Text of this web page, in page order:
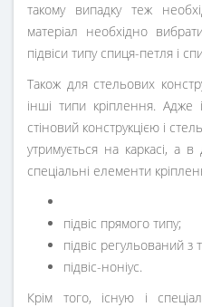
такому випадку теж
матеріал необхідно
підвіси типу спиця-петля і
Також для стельових
інші типи кріплення. Адже
стіновий конструкцією і
утримується на каркасі, а
спеціальні елементи
підвіс прямого типу;
підвіс регульований з
підвіс-ноніус.
Крім того, існую і